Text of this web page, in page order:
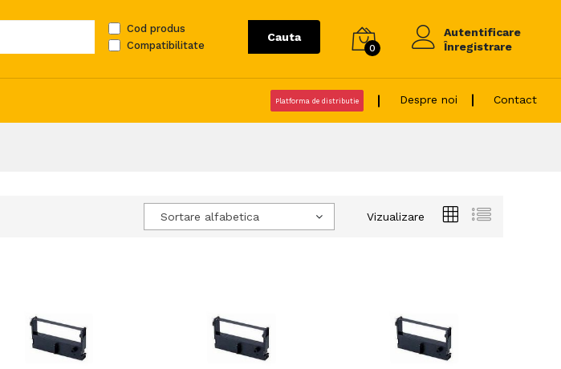
Cod produs
Compatibilitate
Cauta
0
Autentificare
Înregistrare
Platforma de distributie Despre noi Contact
Sortare alfabetica Vizualizare